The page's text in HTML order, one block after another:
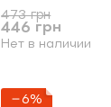
473 грн
446 грн
Нет в наличии
−6%